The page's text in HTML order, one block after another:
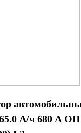
А/ч 680 А ОП